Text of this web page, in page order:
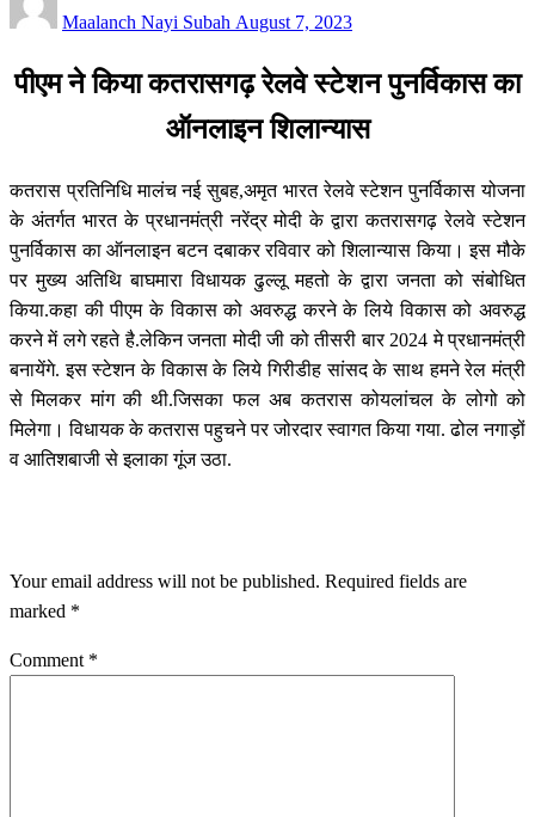
Maalanch Nayi Subah on
August 7, 2023
पीएम ने किया कतरासगढ़ रेलवे स्टेशन पुनर्विकास का
ऑनलाइन शिलान्यास
कतरास प्रतिनिधि मालंच नई सुबह,अमृत भारत रेलवे स्टेशन पुनर्विकास योजना
के अंतर्गत भारत के प्रधानमंत्री नरेंद्र मोदी के द्वारा कतरासगढ़ रेलवे स्टेशन
पुनर्विकास का ऑनलाइन बटन दबाकर रविवार को शिलान्यास किया। इस मौके
पर मुख्य अतिथि बाघमारा विधायक ढुल्लू महतो के द्वारा जनता को संबोधित
किया.कहा की पीएम के विकास को अवरुद्ध करने के लिये विकास को अवरुद्ध
करने में लगे रहते है.लेकिन जनता मोदी जी को तीसरी बार 2024 मे प्रधानमंत्री
बनायेंगे. इस स्टेशन के विकास के लिये गिरीडीह सांसद के साथ हमने रेल मंत्री
से मिलकर मांग की थी.जिसका फल अब कतरास कोयलांचल के लोगो को
मिलेगा। विधायक के कतरास पहुचने पर जोरदार स्वागत किया गया. ढोल नगाड़ों
व आतिशबाजी से इलाका गूंज उठा.
Your email address will not be published. Required fields are
marked *
Comment *